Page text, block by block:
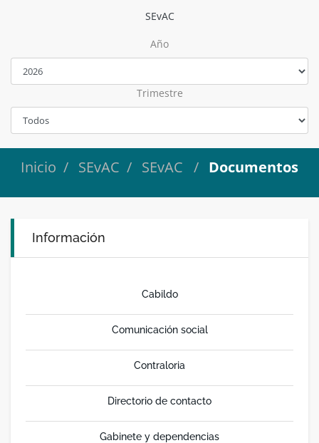
SEvAC
Año
Trimestre
Inicio SEvAC SEvAC Documentos
Información
Cabildo
Comunicación social
Contraloria
Directorio de contacto
Gabinete y dependencias